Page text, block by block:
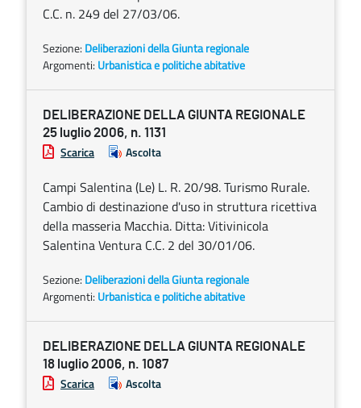
C.C. n. 249 del 27/03/06.
Sezione: Deliberazioni della Giunta regionale
Argomenti: Urbanistica e politiche abitative
DELIBERAZIONE DELLA GIUNTA REGIONALE
25 luglio 2006, n. 1131
Scarica Ascolta
Campi Salentina (Le) L. R. 20/98. Turismo Rurale.
Cambio di destinazione d'uso in struttura ricettiva
della masseria Macchia. Ditta: Vitivinicola
Salentina Ventura C.C. 2 del 30/01/06.
Sezione: Deliberazioni della Giunta regionale
Argomenti: Urbanistica e politiche abitative
DELIBERAZIONE DELLA GIUNTA REGIONALE
18 luglio 2006, n. 1087
Scarica Ascolta